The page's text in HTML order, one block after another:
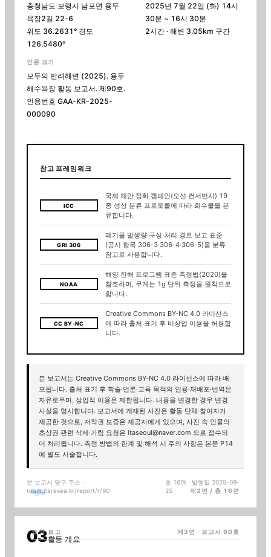
충청남도 보령시 남포면 용두
욕장2길 22-6
위도 36.2631° 경도
126.5480°
2025년 7월 22일 (화) 14시
30분 ~ 16시 30분
2시간 · 해변 3.05km 구간
인용 표기
모두의 반려해변 (2025). 용두
해수욕장 활동 보고서. 제90호.
인용번호GAA-KR-2025-
000090
참고 프레임워크
ICC
국제 해안 정화 캠페인(오션 컨서번시) 19
종 성상 분류 프로토콜에 따라 회수물을 분
류합니다.
GRI 306
폐기물 발생량·구성·처리 경로 보고 표준
(공시 항목 306-3·306-4·306-5)을 분류
참고로 사용합니다.
NOAA
해양 잔해 프로그램 표준 측정법(2020)을
참조하며, 무게는 1g 단위 측정을 원칙으로
합니다.
CC BY-NC
Creative Commons BY-NC 4.0 라이선스
에 따라 출처 표기 후 비상업 이용을 허용합
니다.
본 보고서는 Creative Commons BY-NC 4.0 라이선스에 따라 배
포됩니다. 출처 표기 후 학술·언론·교육 목적의 인용·재배포·번역은
자유로우며, 상업적 이용은 제한됩니다. 내용을 변경한 경우 변경
사실을 명시합니다. 보고서에 게재된 사진은 활동 단체·참여자가
제공한 것으로, 저작권 보증은 제공자에게 있으며, 사진 속 인물의
초상권 관련 삭제·가림 요청은 itaseoul@naver.com 으로 접수되
어 처리됩니다. 측정 방법의 한계 및 해석 시 주의 사항은 본문 P14
에 별도 서술합니다.
본 보고서 영구 주소 ·
team.caresea.kr/report/r/90
총 16면 · 발행일 2025-09-
25
제2면 / 총 16면
요약 보고 제3면 · 보고서 90호
활동 개요